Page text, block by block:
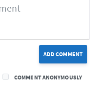
ADD COMMENT
COMMENT ANONYMOUSLY